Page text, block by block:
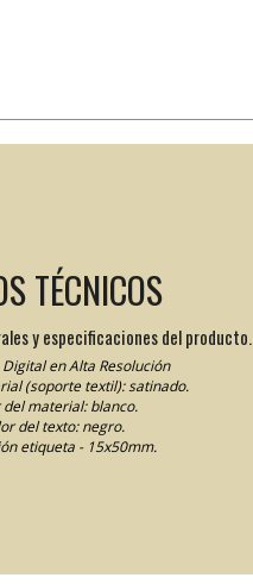
TÉCNICOS
y especificaciones del producto.
en Alta Resolución
(soporte textil): satinado.
del material: blanco.
del texto: negro.
etiqueta - 15x50mm.